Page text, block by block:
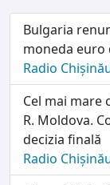
Bulgaria
moneda euro
Radio
Cel mai mare
R. Moldova.
decizia finală
Radio